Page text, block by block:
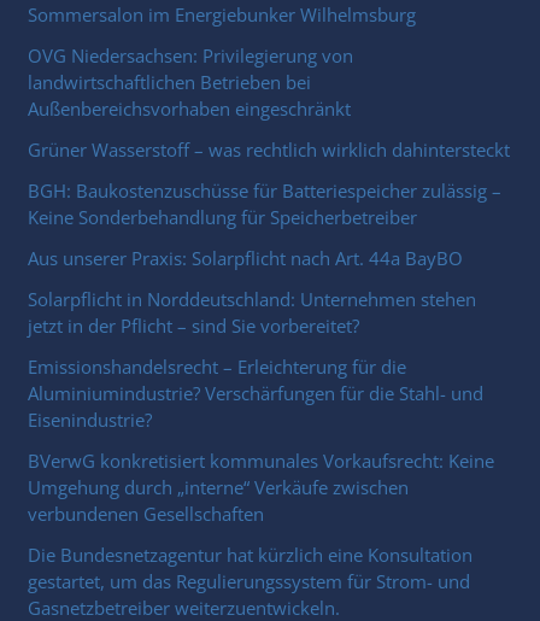
Sommersalon im Energiebunker Wilhelmsburg
OVG Niedersachsen: Privilegierung von
landwirtschaftlichen Betrieben bei
Außenbereichsvorhaben eingeschränkt
Grüner Wasserstoff – was rechtlich wirklich dahintersteckt
BGH: Baukostenzuschüsse für Batteriespeicher zulässig –
Keine Sonderbehandlung für Speicherbetreiber
Aus unserer Praxis: Solarpflicht nach Art. 44a BayBO
Solarpflicht in Norddeutschland: Unternehmen stehen
jetzt in der Pflicht – sind Sie vorbereitet?
Emissionshandelsrecht – Erleichterung für die
Aluminiumindustrie? Verschärfungen für die Stahl- und
Eisenindustrie?
BVerwG konkretisiert kommunales Vorkaufsrecht: Keine
Umgehung durch „interne“ Verkäufe zwischen
verbundenen Gesellschaften
Die Bundesnetzagentur hat kürzlich eine Konsultation
gestartet, um das Regulierungssystem für Strom- und
Gasnetzbetreiber weiterzuentwickeln.